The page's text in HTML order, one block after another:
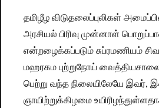
தமிழீழ விடுதலைப்புலிகள்
அரசியல் பிரிவு முன்னாள்
என்றழைக்கப்படும் சுப்ரமணியம்
மஹரகம புற்றுநோய்
பெற்று வந்த நிலையிலேயே இவர்,
ஞாயிற்றுக்கிழமை